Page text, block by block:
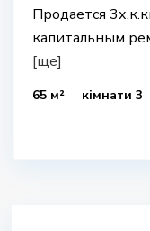
Продается
капитальным
[ще]
65 м² кімнати 3